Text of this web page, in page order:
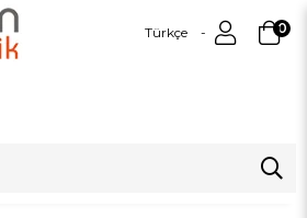
Türkçe 0